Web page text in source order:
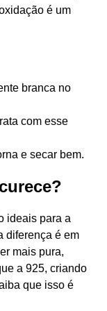
é um
branca no
com esse
e secar bem.
ideais para a
diferença é em
mais pura,
a 925, criando
que isso é